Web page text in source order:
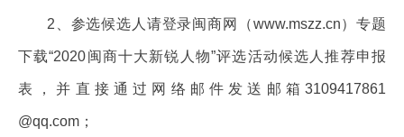
2、参选候选人请登录闽商网（www.mszz.cn）专题
下载“2020闽商十大新锐人物”评选活动候选人推荐申报
表，并直接通过网络邮件发送邮箱3109417861
@qq.com；